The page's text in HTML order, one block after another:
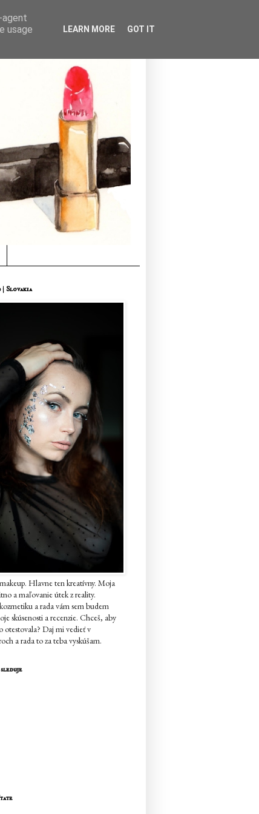
Slovakia
Hlavne ten kreatívny. Moja
a maľovanie útek z reality.
a rada vám sem budem
skúsenosti a recenzie. Chceš, aby
otestovala? Daj mi vedieť v
a rada to za teba vyskúšam.
agent
usage
LEARN MORE GOT IT